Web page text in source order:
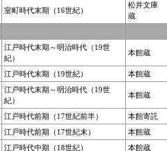
室町時代末期（16世紀）
松井文庫
蔵
江戸時代末期～明治時代（19世
紀）
本館蔵
江戸時代末期（19世紀） 本館蔵
江戸時代末期～明治時代（19世
紀）
本館蔵
江戸時代前期（17世紀前半）
本館寄託
江戸時代前期（17世紀末）
本館蔵
江戸時代中期（18世紀）
本館蔵